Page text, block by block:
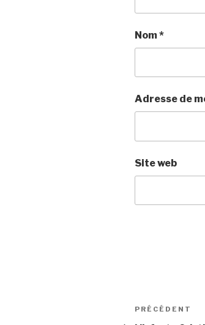
Nom*
Adresse de
Site web
Navigation
Article
PRÉCÉDENT